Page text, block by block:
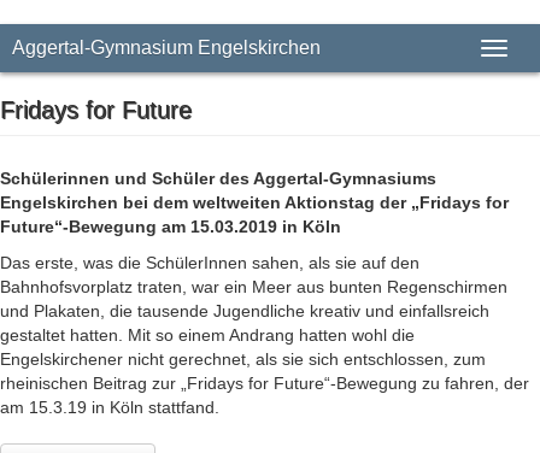
Aggertal-Gymnasium Engelskirchen
Fridays for Future
Schülerinnen und Schüler des Aggertal-Gymnasiums
Engelskirchen bei dem weltweiten Aktionstag der „Fridays for
Future“-Bewegung am 15.03.2019 in Köln
Das erste, was die SchülerInnen sahen, als sie auf den
Bahnhofsvorplatz traten, war ein Meer aus bunten Regenschirmen
und Plakaten, die tausende Jugendliche kreativ und einfallsreich
gestaltet hatten. Mit so einem Andrang hatten wohl die
Engelskirchener nicht gerechnet, als sie sich entschlossen, zum
rheinischen Beitrag zur „Fridays for Future“-Bewegung zu fahren, der
am 15.3.19 in Köln stattfand.